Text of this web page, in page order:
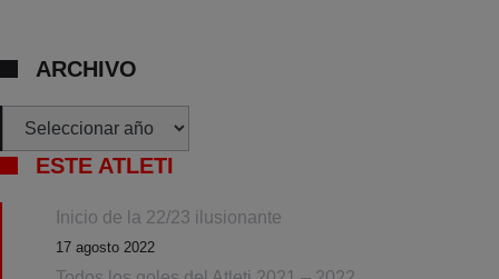
ARCHIVO
Archivos
ESTE ATLETI
Inicio de la 22/23 ilusionante
17 agosto 2022